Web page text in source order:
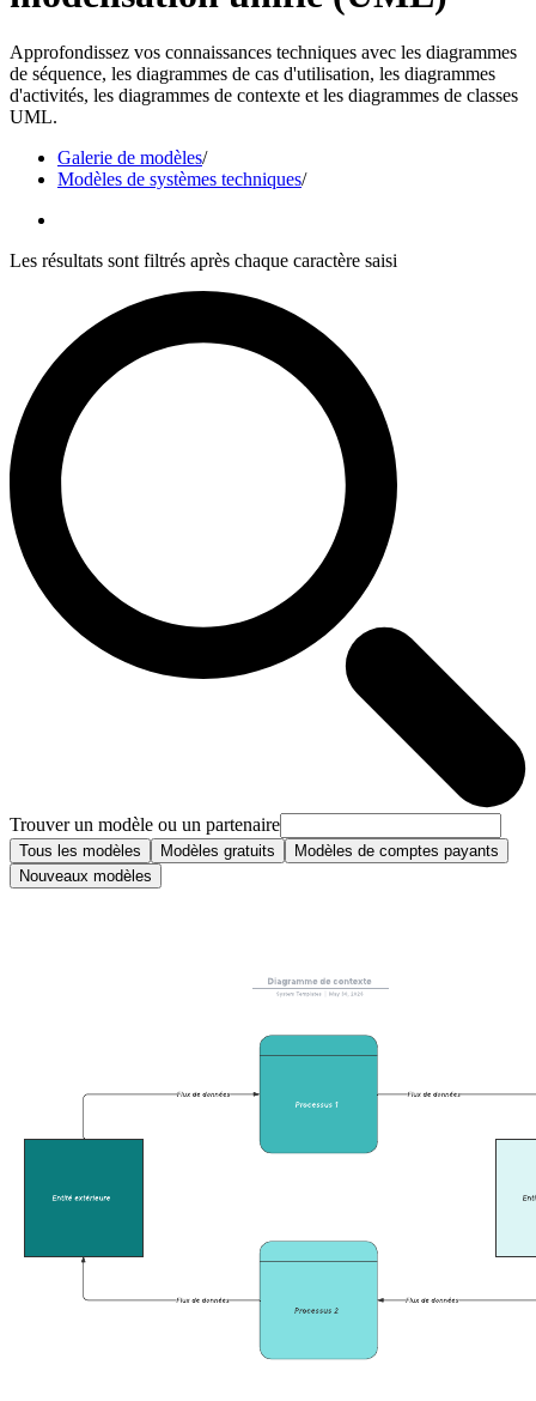
Approfondissez vos connaissances techniques avec les diagrammes
de séquence, les diagrammes de cas d'utilisation, les diagrammes
d'activités, les diagrammes de contexte et les diagrammes de classes
UML.
Galerie de modèles/
Modèles de systèmes techniques/
Les résultats sont filtrés après chaque caractère saisi
Trouver un modèle ou un partenaire
Tous les modèles Modèles gratuits
Modèles de comptes payants
Nouveaux modèles